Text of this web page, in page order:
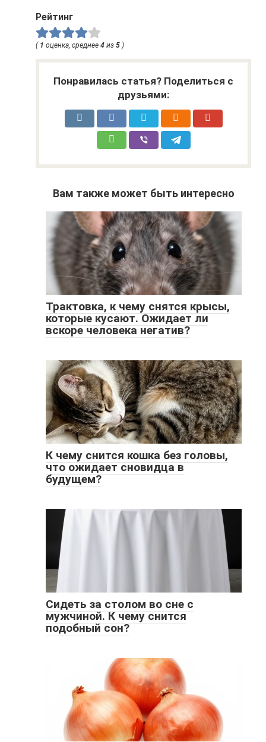
Рейтинг
( 1 оценка, среднее 4 из 5 )
Понравилась статья? Поделиться с
друзьями:
Вам также может быть интересно
Трактовка, к чему снятся крысы,
которые кусают. Ожидает ли
вскоре человека негатив?
К чему снится кошка без головы,
что ожидает сновидца в
будущем?
Сидеть за столом во сне с
мужчиной. К чему снится
подобный сон?